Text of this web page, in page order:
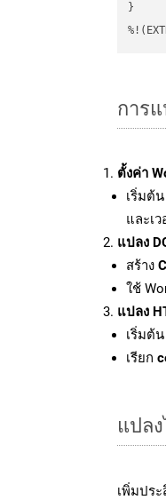
}
การ
ตั้งค่า
เริ่มต้น
และเ
แปลง
สร้าง
ใช้
แปลง
เริ่มต้น
เรียก
แปล
เพิ่มปร